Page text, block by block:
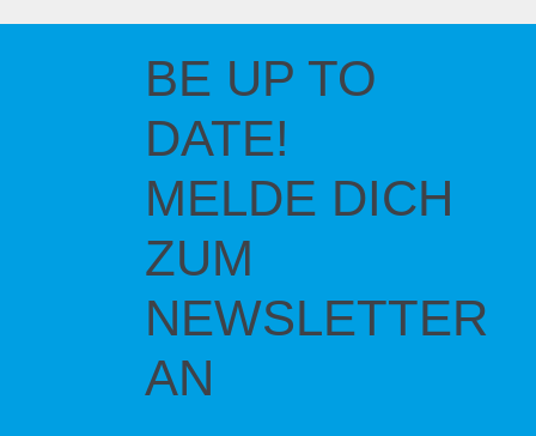
BE UP TO
DATE!
MELDE DICH
ZUM
NEWSLETTER
AN